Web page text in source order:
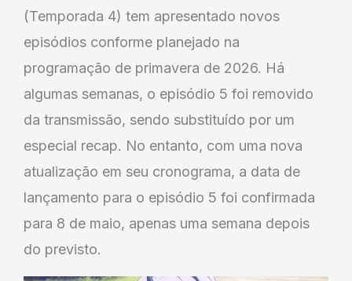
(Temporada 4) tem apresentado novos
episódios conforme planejado na
programação de primavera de 2026. Há
algumas semanas, o episódio 5 foi removido
da transmissão, sendo substituído por um
especial recap. No entanto, com uma nova
atualização em seu cronograma, a data de
lançamento para o episódio 5 foi confirmada
para 8 de maio, apenas uma semana depois
do previsto.